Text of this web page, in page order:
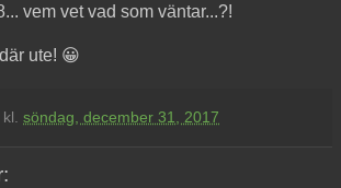
vem vet vad som väntar...?!
ute! 😀
kl. söndag, december 31, 2017